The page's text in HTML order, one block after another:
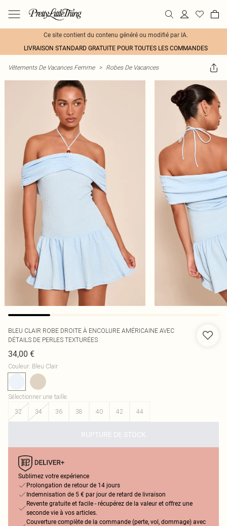
Ce site contient du contenu généré ou modifié par IA.
LIVRAISON STANDARD GRATUITE POUR TOUTES LES COMMANDES
Vêtements De Vacances Femme > Robes De Vacances
BLEU CLAIR ROBE DROITE À ENCOLURE AMÉRICAINE AVEC
DÉTAILS DE PERLES TEXTURÉES
34,00 €
Couleur: Bleu Clair
Sélectionner une taille:
32
34 36 38 40 42 44
RUPTURE DE STOCK
Sublimez votre expérience
Prolongation de retour de 14 jours
Indemnisation de 5 € par jour de retard de livraison
Revente gratuite et facile - récupérez de la valeur et offrez une
seconde vie à vos articles.
Couverture complète de la commande (perte, vol, dommage) avec